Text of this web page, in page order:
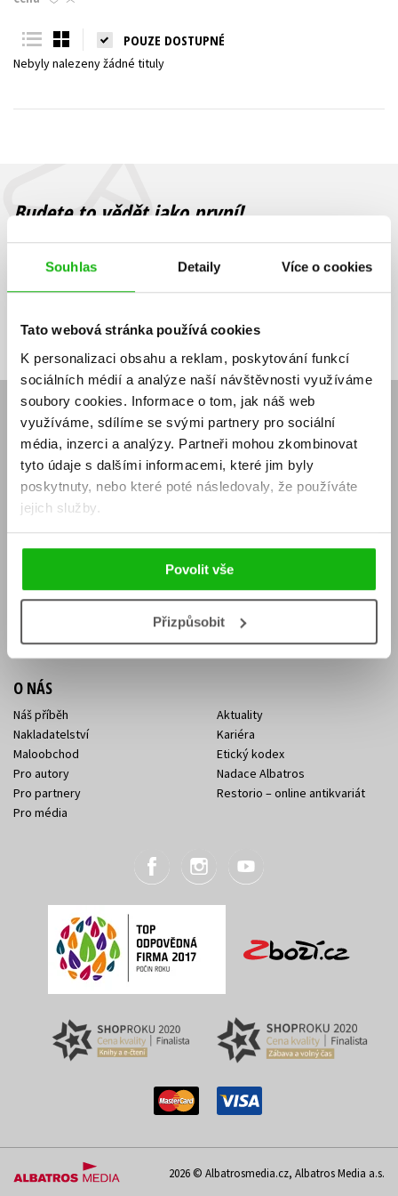
Souhlas Detaily Více o cookies
Tato webová stránka používá cookies
K personalizaci obsahu a reklam, poskytování funkcí
sociálních médií a analýze naší návštěvnosti využíváme
soubory cookies. Informace o tom, jak náš web
využíváme, sdílíme se svými partnery pro sociální
média, inzerci a analýzy. Partneři mohou zkombinovat
tyto údaje s dalšími informacemi, které jim byly
poskytnuty, nebo které poté následovaly, že používáte
jejich služby.
Povolit vše
Přizpůsobit
Young adult (SK)
Všechny tituly
POUZE DOSTUPNÉ
Nebyly nalezeny žádné tituly
Budete to vědět jako první!
Zajímá Vás, jaký knižní hit právě vychází, na jaké zboží je výhodná
sleva, jaká běží soutěž o ceny? Přihlášením k odběru našich e-
souhlasíte se zpracováním osobních údajů
mailová
adresa
mailová
adresa
Vaše e-mailová adresa Přihlásit se
E-SHOP
Aktuality
Naši autoři
Obchodní podmínky
Jak nakoupit
Knižní novinky
Dárkové poukazy
Affiliate program
KONTAKTY
Sídlo společnosti
Kontakty Albatros Media
O NÁS
Náš příběh
Nakladatelství
Maloobchod
Pro autory
Pro partnery
Pro média
Aktuality
Kariéra
Etický kodex
Nadace Albatros
Restorio – online antikvariát
2026 © Albatrosmedia.cz, Albatros Media a.s.